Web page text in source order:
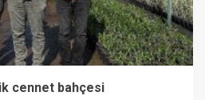
cennet bahçesi